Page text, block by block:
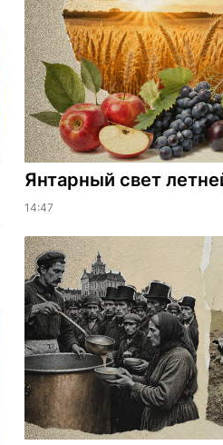
Янтарный свет
14:47